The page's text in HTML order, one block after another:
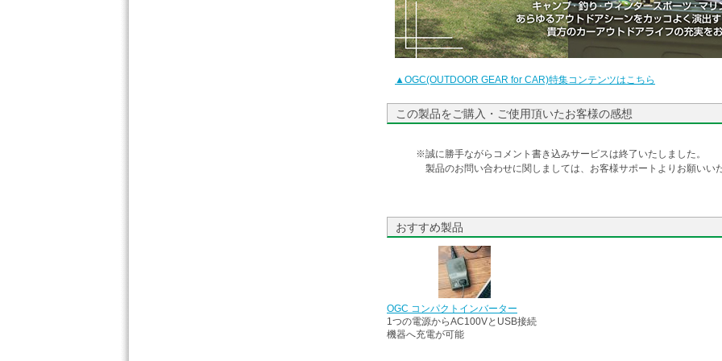
▲OGC(OUTDOOR GEAR for CAR)特集コンテンツはこちら
この製品をご購入・ご使用頂いたお客様の感想
※誠に勝手ながらコメント書き込みサービスは終了いたしました。
製品のお問い合わせに関しましては、お客様サポートよりお願いい
おすすめ製品
OGC コンパクトインバーター
1つの電源からAC100VとUSB接続
機器へ充電が可能